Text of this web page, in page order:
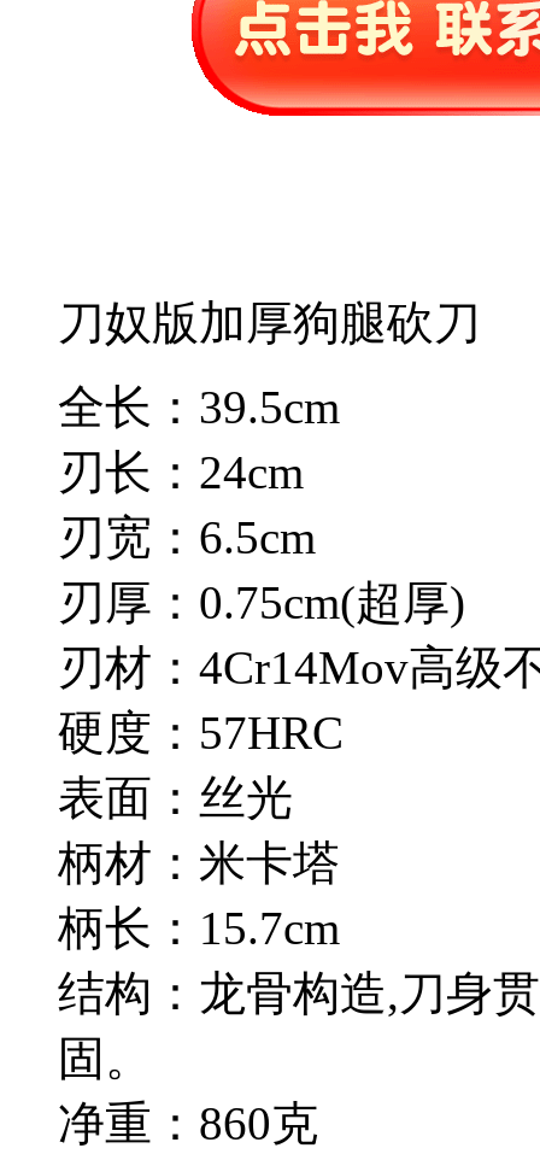
刀奴版加厚狗腿砍刀
全长：39.5cm
刃长：24cm
刃宽：6.5cm
刃厚：0.75cm(超厚)
刃材：4Cr14Mov高级
硬度：57HRC
表面：丝光
柄材：米卡塔
柄长：15.7cm
结构：龙骨构造,刀身
固。
净重：860克